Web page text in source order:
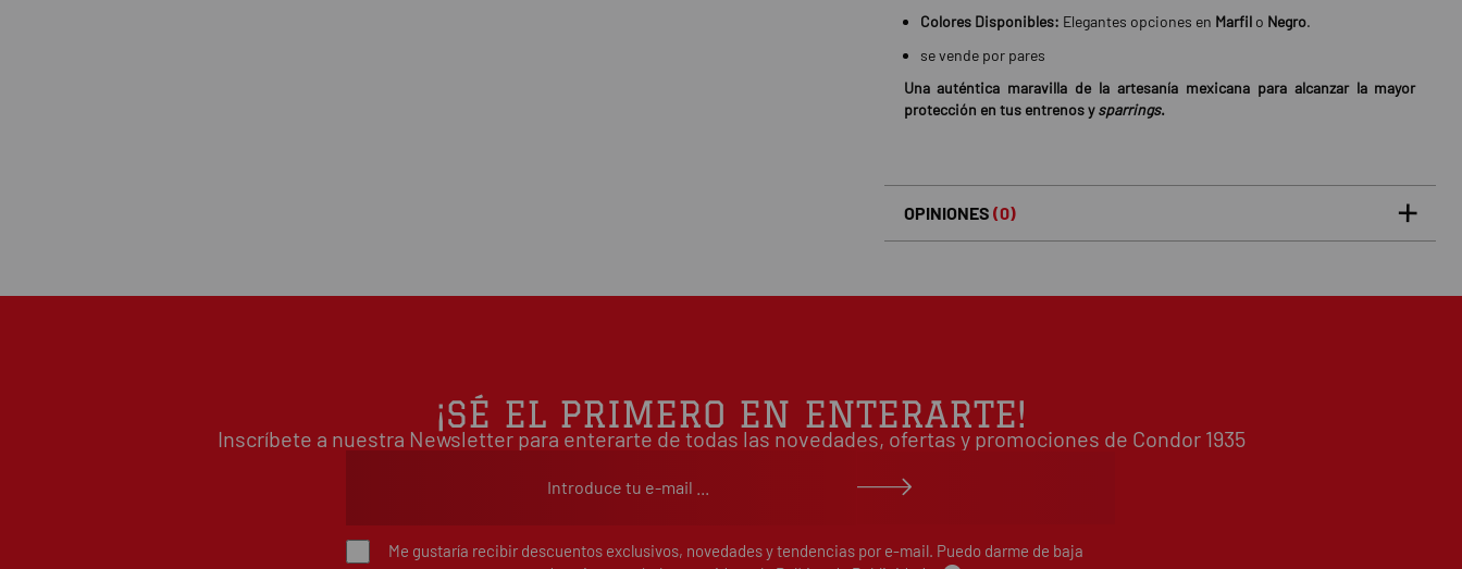
Colores Disponibles: Elegantes opciones en Marfilo Negro.
se vende por pares
Una auténtica maravilla de la artesanía mexicana para alcanzar la mayor
protección en tus entrenos ysparrings.
OPINIONES (0)
5 estrellas
0%
Escribe tu opinión sobre este artículo
¡SÉ EL PRIMERO EN ENTERARTE!
Inscríbete a nuestra Newsletter para enterarte de todas las novedades, ofertas y promociones de Condor 1935
Me gustaría recibir descuentos exclusivos, novedades y tendencias por e-mail. Puedo darme de baja